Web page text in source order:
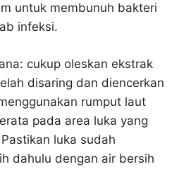
untuk membunuh bakteri
infeksi.
cukup oleskan ekstrak
disaring dan diencerkan
rumput laut
pada area luka yang
luka sudah
dahulu dengan air bersih